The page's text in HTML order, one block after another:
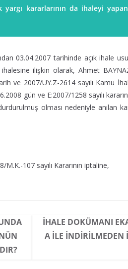
yargı kararlarının da ihaleyi
03.04.2007 tarihinde açık ihale
ilişkin olarak, Ahmet
ve 2007/UY.Z-2614 sayılı Kamu
gün ve E:2007/1258 sayılı
olması nedeniyle anılan
107 sayılı Kararının iptaline,
İHALE DOKÜMANI
A ILE INDIRILMEDEN